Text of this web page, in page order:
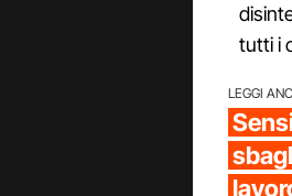
tutti i
LEGGI